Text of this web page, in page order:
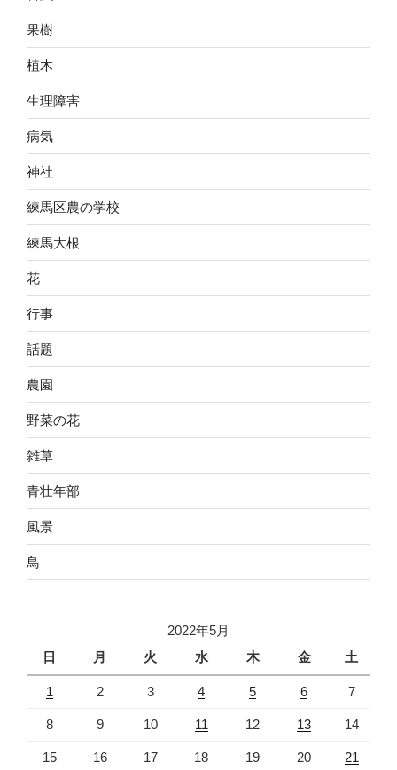
果樹
植木
生理障害
病気
神社
練馬区農の学校
練馬大根
花
行事
話題
農園
野菜の花
雑草
青壮年部
風景
鳥
2022年5月
日
月 火 水 木 金 土
1 2 3 4 5 6 7
8 9 10 11 12 13 14
15 16 17 18 19 20 21